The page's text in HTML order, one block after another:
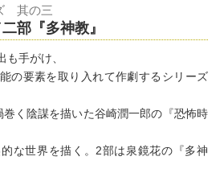
其の三
部『多神教』
手がけ、
の要素を取り入れて作劇するシリーズ
く陰謀を描いた谷崎潤一郎の『恐怖時
な世界を描く。2部は泉鏡花の『多神